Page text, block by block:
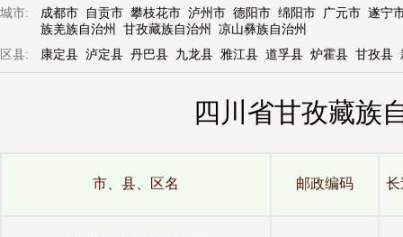
城市:
成都市 自贡市 攀枝花市 泸州市 德阳市 绵阳市 广元市 遂宁
族羌族自治州
甘孜藏族自治州
凉山彝族自治州
区县:
康定县 泸定县 丹巴县 九龙县 雅江县 道孚县 炉霍县 甘孜县
四川省甘孜藏族
市、县、区名 邮政编码 长